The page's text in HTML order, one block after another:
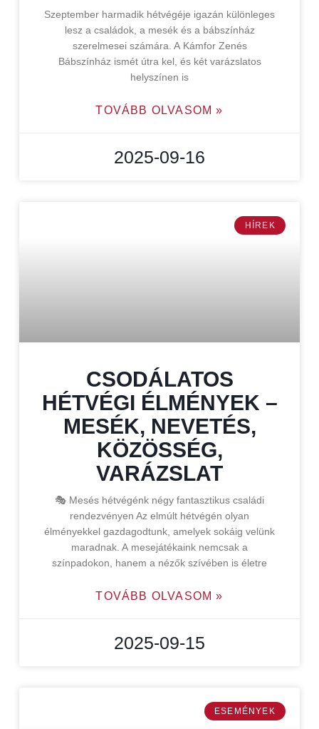
Szeptember harmadik hétvégéje igazán különleges
lesz a családok, a mesék és a bábszínház
szerelmesei számára. A Kámfor Zenés
Bábszínház ismét útra kel, és két varázslatos
helyszínen is
TOVÁBB OLVASOM »
2025-09-16
HÍREK
CSODÁLATOS
HÉTVÉGI ÉLMÉNYEK –
MESÉK, NEVETÉS,
KÖZÖSSÉG,
VARÁZSLAT
🎭 Mesés hétvégénk négy fantasztikus családi
rendezvényen Az elmúlt hétvégén olyan
élményekkel gazdagodtunk, amelyek sokáig velünk
maradnak. A mesejátékaink nemcsak a
színpadokon, hanem a nézők szívében is életre
TOVÁBB OLVASOM »
2025-09-15
ESEMÉNYEK